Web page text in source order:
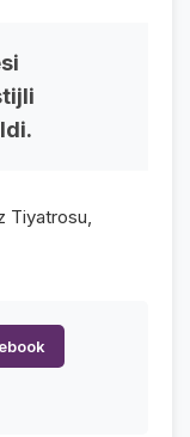
Tiyatrosu,